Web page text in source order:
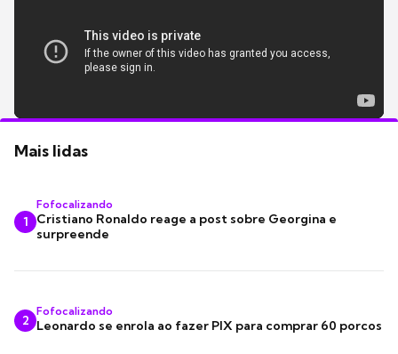
Mais lidas
1
Fofocalizando
Cristiano Ronaldo reage a post sobre Georgina e
surpreende
2
Fofocalizando
Leonardo se enrola ao fazer PIX para comprar 60 porcos